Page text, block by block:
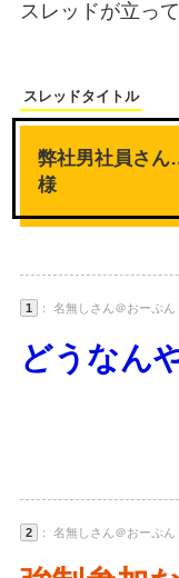
スレッドが立っ
スレッドタイトル
弊社男社員さ
様
1 ： 名無しさん＠おーぷ
どうなん
2 ： 名無しさん＠おーぷ